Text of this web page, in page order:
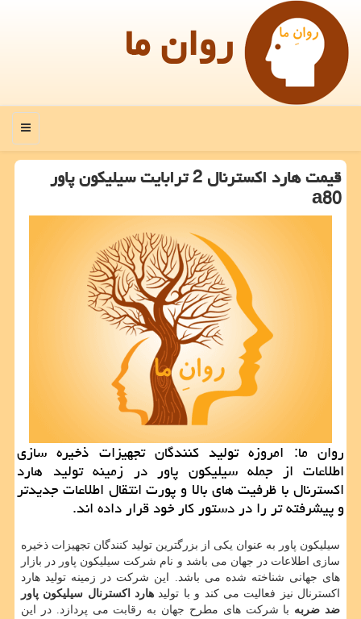
روان ما
منو
قیمت هارد اكسترنال 2 ترابایت سیلیكون پاور
a80
روان ما: امروزه تولید كنندگان تجهیزات ذخیره سازی
اطلاعات از جمله سیلیكون پاور در زمینه تولید هارد
اكسترنال با ظرفیت های بالا و پورت انتقال اطلاعات جدیدتر
و پیشرفته تر را در دستور كار خود قرار داده اند.
سیلیکون پاور به عنوان یکی از بزرگترین تولید کنندگان تجهیزات ذخیره
سازی اطلاعات در جهان می باشد و نام شرکت سیلیکون پاور در بازار
های جهانی شناخته شده می باشد. این شرکت در زمینه تولید هارد
اکسترنال نیز فعالیت می کند و با تولید هارد اکسترنال سیلیکون پاور
ضد ضربه با شرکت های مطرح جهان به رقابت می پردازد. در این